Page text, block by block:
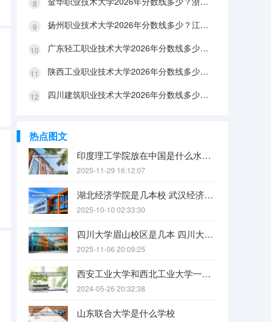
扬州职业技术大学2026年分数线多少？江苏考生528分能上吗？医养照护好就业吗？
广东轻工职业技术大学2026年分数线多少？广东考生542分能上吗？
陕西工业职业技术大学2026年分数线多少？陕西考生355分能上吗？机械专业好就业吗？
四川建筑职业技术大学2026年分数线多少？四川考生510分能上吗？建筑专业好就业吗？
热点图文
印度理工学院放在中国是什么水平？
2025-11-29 16:12:07
湖北经济学院是几本校 武汉经济学院是几本
2025-10-10 02:33:30
四川大学眉山校区是几本 四川大学锦江学院是几本？咋样？
2025-11-06 20:09:25
西安工业大学和西北工业大学一样吗
2024-05-26 20:32:38
山东联合大学是什么学校